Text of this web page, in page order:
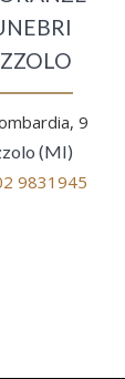
9
(MI)
9831945